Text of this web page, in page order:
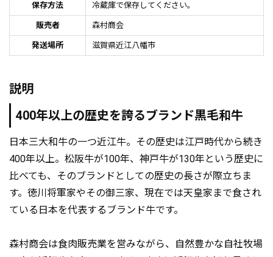
保存方法 冷蔵庫で保存してください。
販売者 森村商会
発送場所 滋賀県近江八幡市
説明
400年以上の歴史を誇るブランド黒毛和牛
日本三大和牛の一つ近江牛。その歴史は江戸時代から続き
400年以上。松阪牛が100年、神戸牛が130年という歴史に
比べても、そのブランドとしての歴史の長さが際立ちま
す。徳川将軍家やその御三家、現在では天皇家まで食され
ている日本を代表するブランド牛です。
森村商会は食肉販売業を営みながら、自然豊かな自社牧場